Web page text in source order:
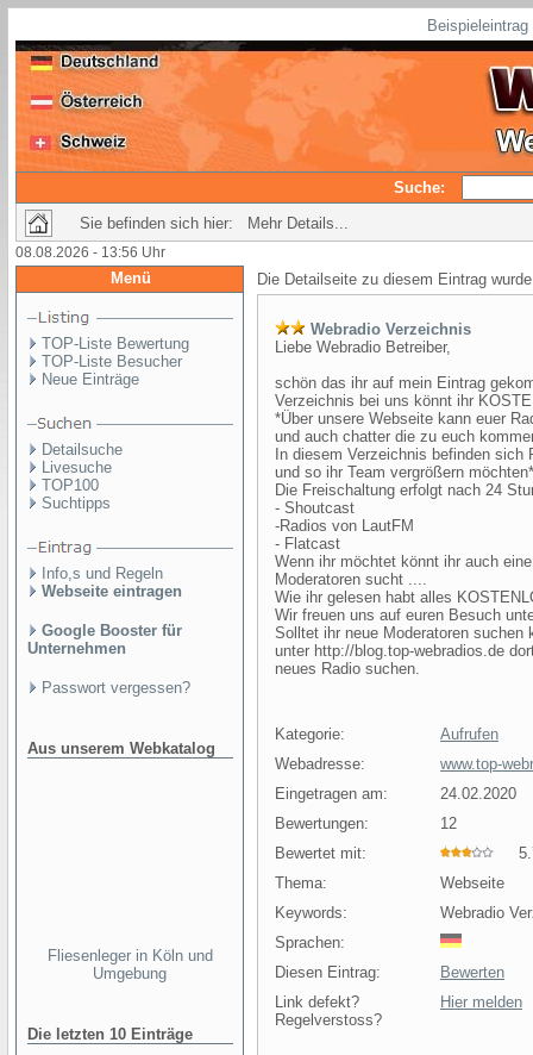
Suche:
Sie befinden sich hier: Mehr Details...
08.08.2026 - 13:56 Uhr
Menü
TOP-Liste Bewertung
TOP-Liste Besucher
Neue Einträge
Detailsuche
Livesuche
TOP100
Suchtipps
Info,s und Regeln
Webseite eintragen
Google Booster für
Unternehmen
Passwort vergessen?
Aus unserem Webkatalog
Fliesenleger in Köln und
Umgebung
Die letzten 10 Einträge
Die Detailseite zu diesem Eintrag
Webradio Verzeichnis
Liebe Webradio Betreiber,
schön das ihr auf mein Eintrag
Verzeichnis bei uns könnt ihr
*Über unsere Webseite kann euer
und auch chatter die zu euch
In diesem Verzeichnis befinden
und so ihr Team vergrößern
Die Freischaltung erfolgt nach 24
- Shoutcast
-Radios von LautFM
- Flatcast
Wenn ihr möchtet könnt ihr auch
Moderatoren sucht ....
Wie ihr gelesen habt alles
Wir freuen uns auf euren Besuch
Solltet ihr neue Moderatoren
unter http://blog.top-webradios.de
neues Radio suchen.
Kategorie:
Aufrufen
Webadresse:
www.top-
Eingetragen am:
24.02.2020
Bewertungen:
12
Bewertet mit:
Thema:
Webseite
Keywords:
Webradio
Sprachen:
Diesen Eintrag:
Bewerten
Link defekt?
Regelverstoss?
Hier melden